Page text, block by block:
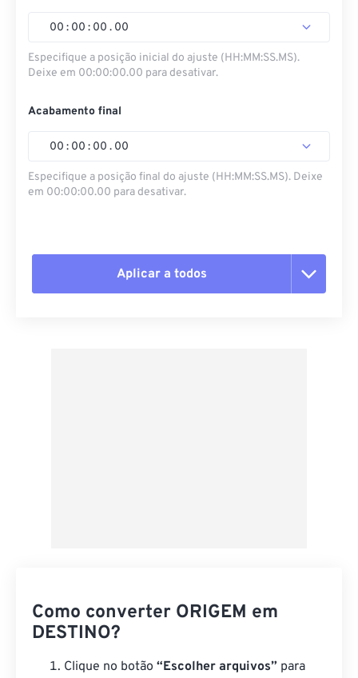
00 : 00 : 00 . 00
Especifique a posição inicial do ajuste (HH:MM:SS.MS).
Deixe em 00:00:00.00 para desativar.
Acabamento final
00 : 00 : 00 . 00
Especifique a posição final do ajuste (HH:MM:SS.MS). Deixe
em 00:00:00.00 para desativar.
Aplicar a todos
Como converter ORIGEM em
DESTINO?
Clique no botão “Escolher arquivos” para